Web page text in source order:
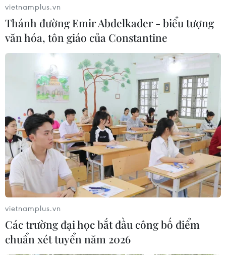
vietnamplus.vn
Thánh đường Emir Abdelkader - biểu tượng
văn hóa, tôn giáo của Constantine
vietnamplus.vn
Các trường đại học bắt đầu công bố điểm
chuẩn xét tuyển năm 2026